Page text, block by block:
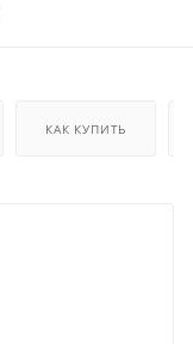
КАК КУПИТЬ